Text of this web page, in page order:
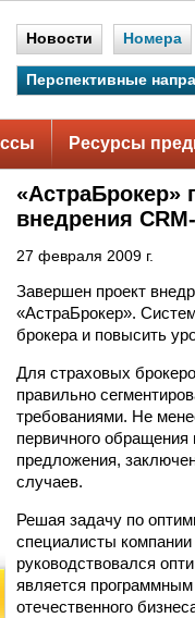
Новости Номера
Перспективные
Ресурсы
«АстраБрокер»
внедрения
27 февраля 2009 г.
Завершен проект
«АстраБрокер».
брокера и повысить
Для страховых
правильно
требованиями. Не
первичного обращения
предложения,
случаев.
Решая задачу по
специалисты
руководствовался
является
отечественного